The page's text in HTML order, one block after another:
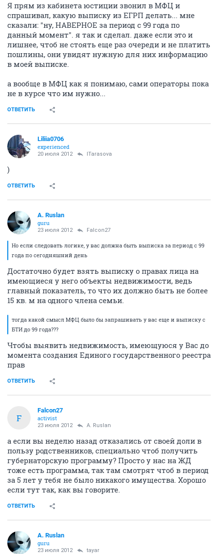
Я прям из кабинета юстиции звонил в МФЦ и
спрашивал, какую выписку из ЕГРП делать... мне
сказали: "ну, НАВЕРНОЕ за период с 99 года по
данный момент". я так и сделал. даже если это и
лишнее, чтоб не стоять еще раз очереди и не платить
пошлины, они увидят нужную для них информацию
в моей выписке.
а вообще в МФЦ как я понимаю, сами операторы пока
не в курсе что им нужно...
ОТВЕТИТЬ
Liliia0706
experienced
20 июля 2012 ITarasova
)
ОТВЕТИТЬ
A. Ruslan
guru
23 июля 2012 Falcon27
Но если следовать логике, у вас должна быть выписка за период с 99
года по сегодняшний день
Достаточно будет взять выписку о правах лица на
имеющиеся у него объекты недвижимости, ведь
главный показатель, то что их должно быть не более
15 кв. м на одного члена семьи.
тогда какой смысл МФЦ было бы запрашивать у вас еще и выписку с
БТИ до 99 года???
Чтобы выявить недвижимость, имеющуюся у Вас до
момента создания Единого государственного реестра
прав
ОТВЕТИТЬ
F
Falcon27
activist
23 июля 2012 A. Ruslan
а если вы неделю назад отказались от своей доли в
пользу родственников, специально чтоб получить
губернаторскую программу? Просто у нас на ЖД
тоже есть программа, так там смотрят чтоб в период
за 5 лет у тебя не было никакого имущества. Хорошо
если тут так, как вы говорите.
ОТВЕТИТЬ
A. Ruslan
guru
23 июля 2012 tayar